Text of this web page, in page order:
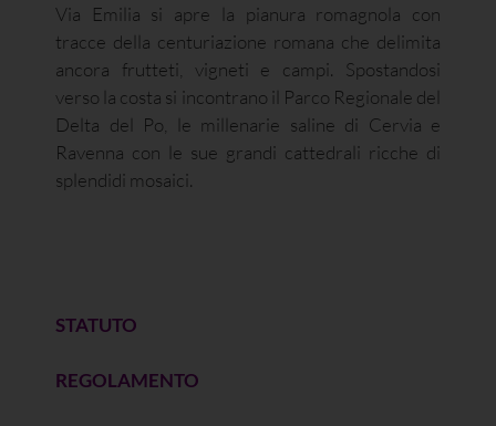
Via Emilia si apre la pianura romagnola con
tracce della centuriazione romana che delimita
ancora frutteti, vigneti e campi. Spostandosi
verso la costa si incontrano il Parco Regionale del
Delta del Po, le millenarie saline di Cervia e
Ravenna con le sue grandi cattedrali ricche di
splendidi mosaici.
STATUTO
REGOLAMENTO